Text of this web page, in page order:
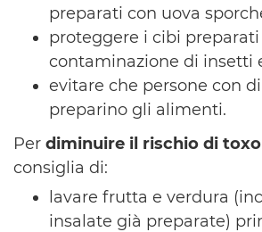
preparati con uova
proteggere i cibi preparati
contaminazione di insetti
evitare che persone con
preparino gli alimenti.
Per diminuire il rischio di
consiglia di:
lavare frutta e verdura
insalate già preparate)